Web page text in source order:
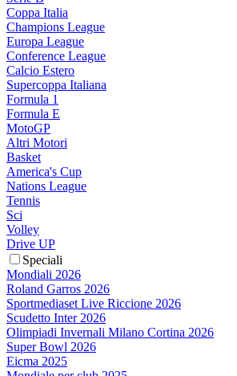
Coppa Italia
Champions League
Europa League
Conference League
Calcio Estero
Supercoppa Italiana
Formula 1
Formula E
MotoGP
Altri Motori
Basket
America's Cup
Nations League
Tennis
Sci
Volley
Drive UP
Speciali
Mondiali 2026
Roland Garros 2026
Sportmediaset Live Riccione 2026
Scudetto Inter 2026
Olimpiadi Invernali Milano Cortina 2026
Super Bowl 2026
Eicma 2025